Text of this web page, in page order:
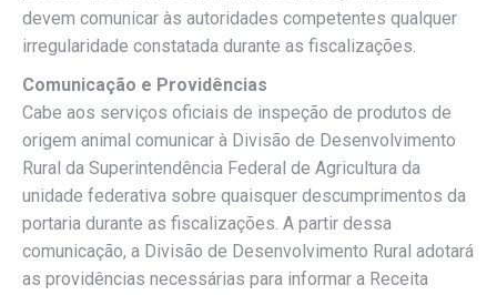
devem comunicar às autoridades competentes qualquer
irregularidade constatada durante as fiscalizações.
Comunicação e Providências
Cabe aos serviços oficiais de inspeção de produtos de
origem animal comunicar à Divisão de Desenvolvimento
Rural da Superintendência Federal de Agricultura da
unidade federativa sobre quaisquer descumprimentos da
portaria durante as fiscalizações. A partir dessa
comunicação, a Divisão de Desenvolvimento Rural adotará
as providências necessárias para informar a Receita